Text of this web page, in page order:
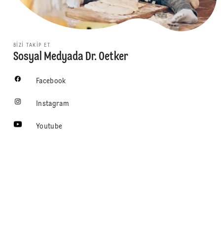
BIZI TAKIP ET
Sosyal Medyada Dr. Oetker
Facebook
Instagram
Youtube